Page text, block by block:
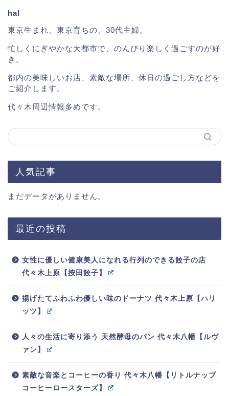
hal
東京生まれ、東京育ちの、30代主婦。
忙しくにぎやかな大都市で、のんびり楽しく過ごすのが好
き。
都内の美味しいお店、素敵な場所、休日の過ごし方などを
ご紹介します。
代々木周辺情報多めです。
人気記事
まだデータがありません。
最近の投稿
女性に優しい健康美人になれる行列のできる餃子の店
代々木上原【按田餃子】
揚げたてふわふわ優しい味のドーナツ 代々木上原【ハリ
ッツ】
人々の生活に寄り添う 天然酵母のパン 代々木八幡【ルヴ
ァン】
素敵な音楽とコーヒーの香り 代々木八幡【リトルナップ
コーヒーロースターズ】